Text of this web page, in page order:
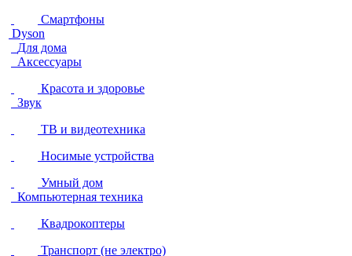
Смартфоны
Dyson
Для дома
Аксессуары
Красота и здоровье
Звук
ТВ и видеотехника
Носимые устройства
Умный дом
Компьютерная техника
Квадрокоптеры
Транспорт (не электро)